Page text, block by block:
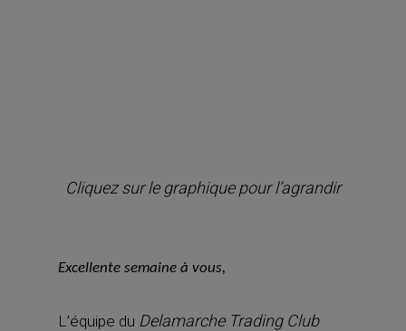
Cliquez sur le graphique pour l’agrandir
Excellente semaine à vous,
L’équipe du Delamarche Trading Club